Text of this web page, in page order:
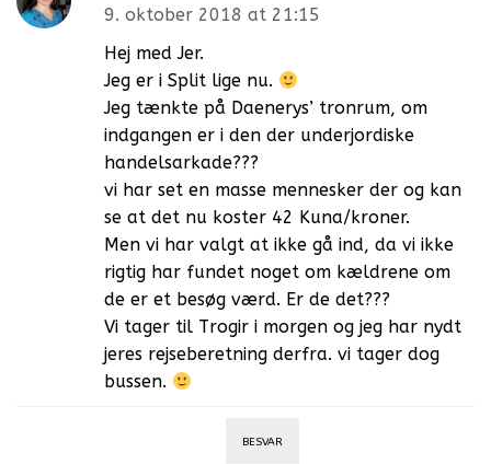
9. oktober 2018 at 21:15
Hej med Jer.
Jeg er i Split lige nu.
Jeg tænkte på Daenerys’ tronrum, om
indgangen er i den der underjordiske
handelsarkade???
vi har set en masse mennesker der og kan
se at det nu koster 42 Kuna/kroner.
Men vi har valgt at ikke gå ind, da vi ikke
rigtig har fundet noget om kældrene om
de er et besøg værd. Er de det???
Vi tager til Trogir i morgen og jeg har nydt
jeres rejseberetning derfra. vi tager dog
bussen.
BESVAR